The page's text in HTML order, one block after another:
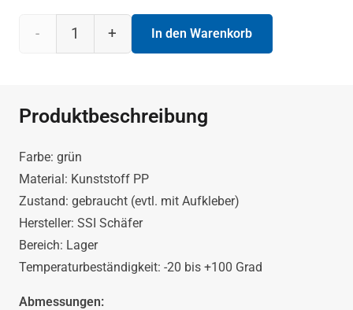
Drehstapelbehälter
17 in
von
SSI
Schäfer
In den Warenkorb
Produktbeschreibung
Farbe: grün
Material: Kunststoff PP
Zustand: gebraucht (evtl. mit Aufkleber)
Hersteller: SSI Schäfer
Bereich: Lager
Temperaturbeständigkeit: -20 bis +100 Grad
Abmessungen: